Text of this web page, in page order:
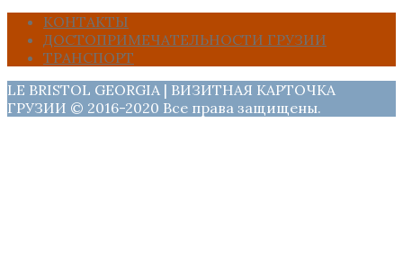
КОНТАКТЫ
ДОСТОПРИМЕЧАТЕЛЬНОСТИ ГРУЗИИ
ТРАНСПОРТ
LE BRISTOL GEORGIA | ВИЗИТНАЯ КАРТОЧКА
ГРУЗИИ © 2016-2020 Все права защищены.